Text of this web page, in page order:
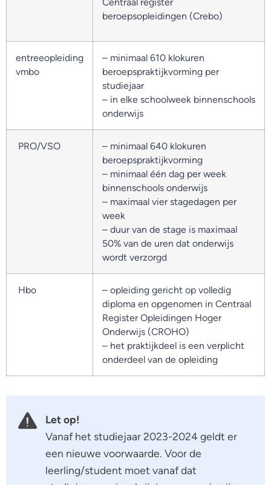
beroepsopleidingen (Crebo)
entreeopleiding
vmbo
– minimaal 610 klokuren
beroepspraktijkvorming per
studiejaar
– in elke schoolweek binnenschools
onderwijs
PRO/VSO
– minimaal 640 klokuren
beroepspraktijkvorming
– minimaal één dag per week
binnenschools onderwijs
– maximaal vier stagedagen per
week
– duur van de stage is maximaal
50% van de uren dat onderwijs
wordt verzorgd
Hbo
– opleiding gericht op volledig
diploma en opgenomen in Centraal
Register Opleidingen Hoger
Onderwijs (CROHO)
– het praktijkdeel is een verplicht
onderdeel van de opleiding
Let op!
Vanaf het studiejaar 2023-2024 geldt er
een nieuwe voorwaarde. Voor de
leerling/student moet vanaf dat